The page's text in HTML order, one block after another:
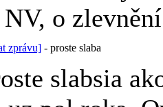
o
zprávu] - proste slaba
slabsia